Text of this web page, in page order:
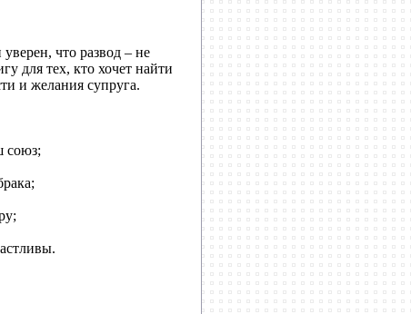
что развод – не
для тех, кто хочет найти
и желания супруга.
союз;